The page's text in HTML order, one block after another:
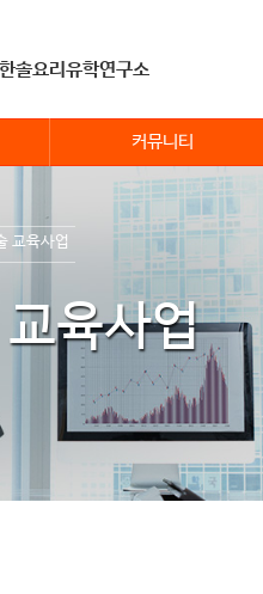
한솔요리유학연구소
커뮤니티
교육사업
육사업